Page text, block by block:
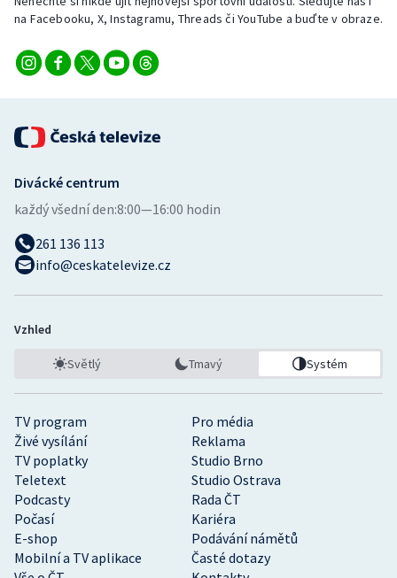
na Facebooku, X, Instagramu, Threads či YouTube a buďte v obraze.
TV program
Pro média
Živé vysílání
Reklama
TV poplatky
Studio Brno
Teletext
Studio Ostrava
Podcasty
Rada ČT
Počasí
Kariéra
E-shop
Podávání námětů
Mobilní a TV aplikace
Časté dotazy
Divácké centrum
každý všední den:8:00—16:00 hodin
261 136 113
info@ceskatelevize.cz
Vzhled
Světlý Tmavý Systém